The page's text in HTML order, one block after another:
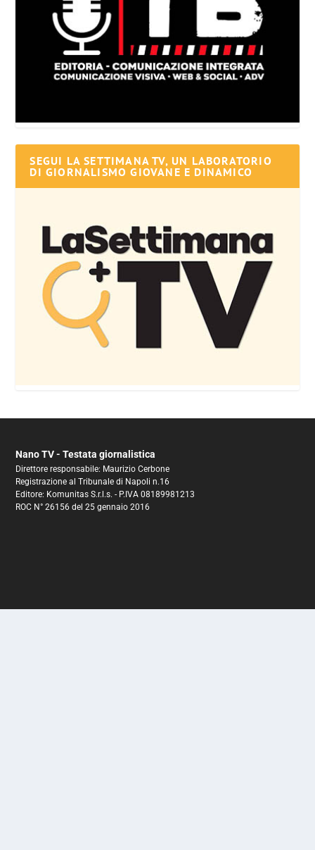
SEGUI LA SETTIMANA TV, UN LABORATORIO
DI GIORNALISMO GIOVANE E DINAMICO
Nano TV - Testata giornalistica
Direttore responsabile: Maurizio Cerbone
Registrazione al Tribunale di Napoli n.16
Editore: Komunitas S.r.l.s. - P.IVA 08189981213
ROC N° 26156 del 25 gennaio 2016